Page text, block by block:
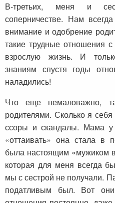
В-третьих, меня и
соперничестве. Нам
внимание и одобрение
такие трудные отношения
взрослую жизнь. И
знаниям спустя годы
наладились!
Что еще немаловажно,
родителями. Сколько я
ссоры и скандалы. Мама у
«оттаивать» она стала в
была настоящим «мужиком
которая для меня всегда
мы с сестрой не получали.
податливым был. Вот